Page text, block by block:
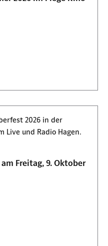
9. Oktober